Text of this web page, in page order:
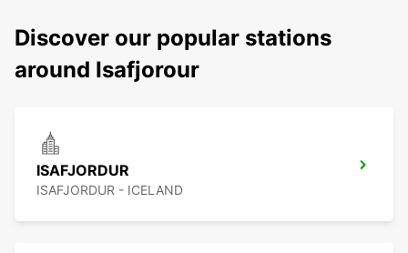
Discover our popular stations
around Isafjorour
ISAFJORDUR
ISAFJORDUR - ICELAND